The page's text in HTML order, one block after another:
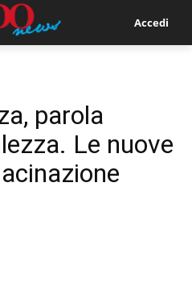
Accedi
parola
Le nuove